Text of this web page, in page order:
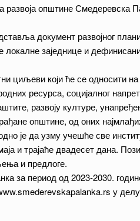
општине Смедеревска
документ развојног
заједнице и
циљеви који ће се односити на
ресурса, социјалног
развоју културе,
општине, од оних
је да узму учешће све
и трајаће двадесет дана.
и предлоге.
за период од 2023-2030.
у